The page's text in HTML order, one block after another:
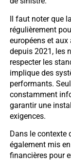
Il faut noter que la
régulièrement
européens et
depuis 2021, les
respecter les
implique des
performants.
constamment
garantir une
exigences.
Dans le contexte
également mis
financières pour